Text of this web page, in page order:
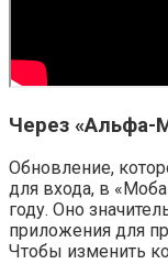
Через «Альфа-
Обновление,
для входа, в
году. Оно
приложения для
Чтобы изменить